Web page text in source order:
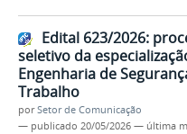
Edital 623/2026:
seletivo da
Engenharia de
Trabalho
porSetor de Comunicação
— publicado 20/05/2026 — última